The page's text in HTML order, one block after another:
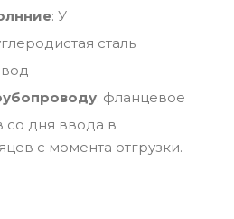
: У
сталь
: фланцевое
со дня ввода в
с момента отгрузки.